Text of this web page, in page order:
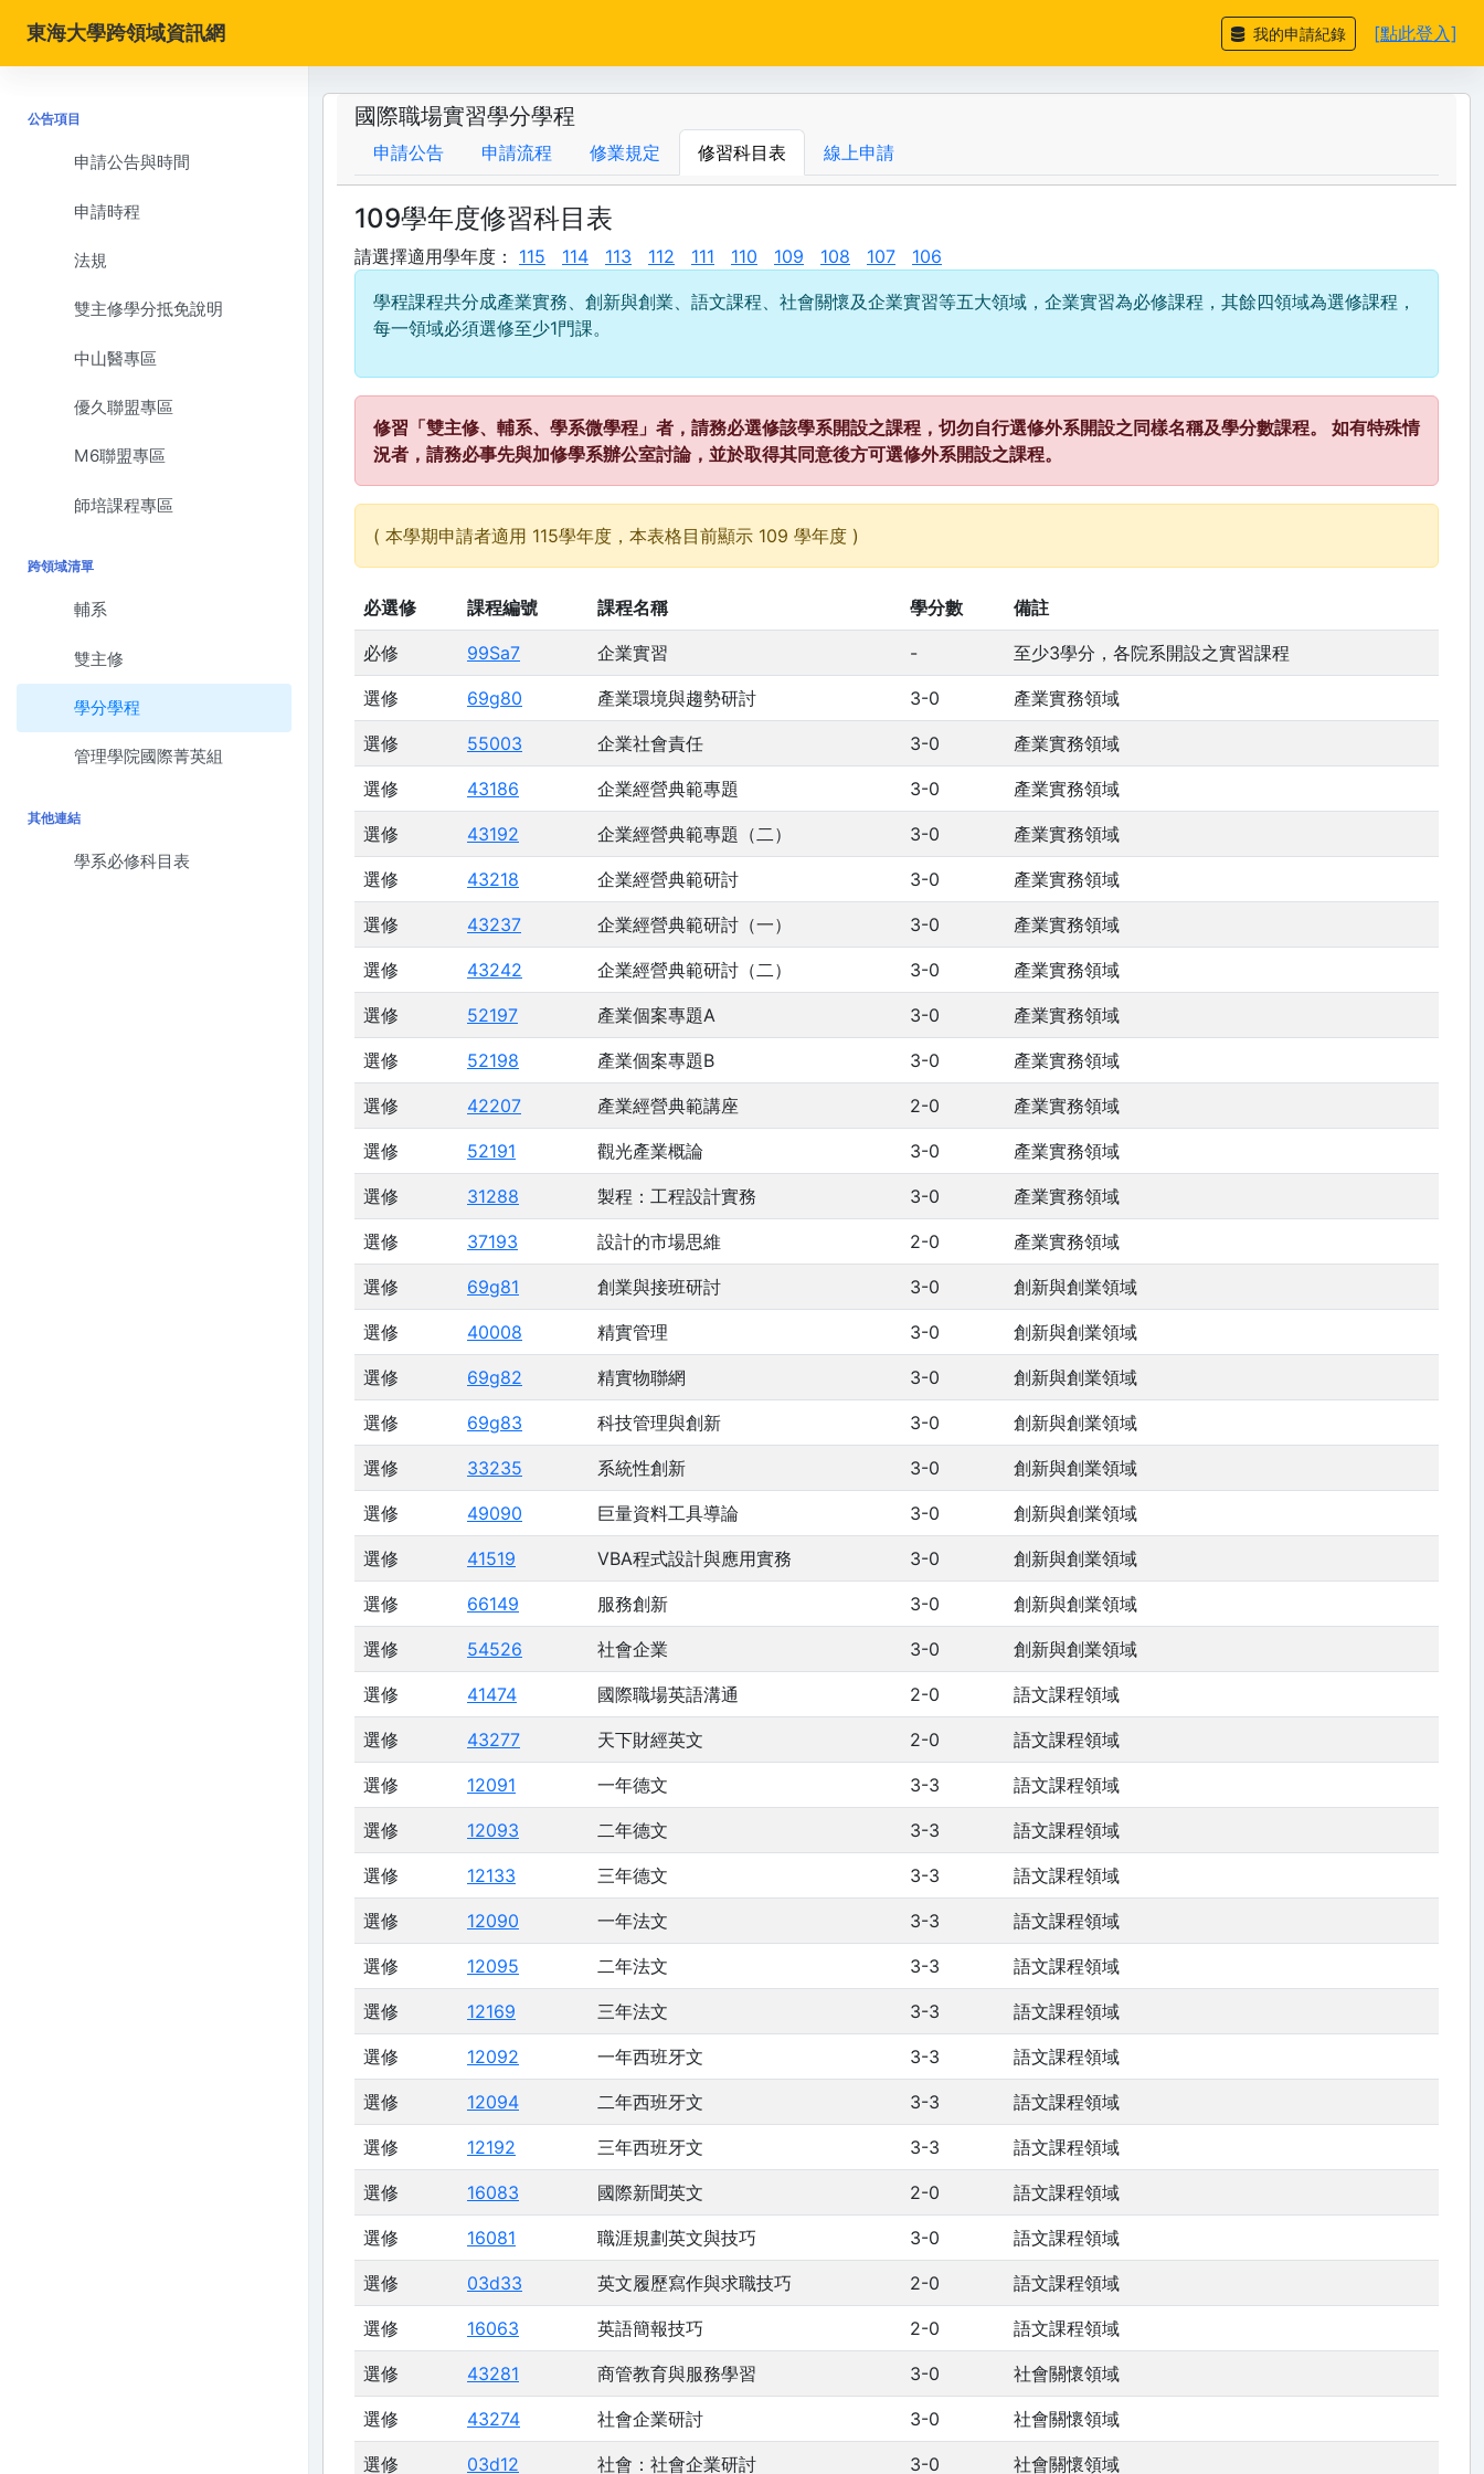
東海大學跨領域資訊網 我的申請紀錄 [點此登入]
公告項目
申請公告與時間
申請時程
法規
雙主修學分抵免說明
中山醫專區
優久聯盟專區
M6聯盟專區
師培課程專區
跨領域清單
輔系
雙主修
學分學程
管理學院國際菁英組
其他連結
學系必修科目表
國際職場實習學分學程
申請公告 申請流程 修業規定 修習科目表 線上申請
109學年度修習科目表
請選擇適用學年度： 115 114 113 112 111 110 109 108 107 106
學程課程共分成產業實務、創新與創業、語文課程、社會關懷及企業實習等五大領域，企業實習為必修課程，其餘四領域為選修課程，
每一領域必須選修至少1門課。
修習「雙主修、輔系、學系微學程」者，請務必選修該學系開設之課程，切勿自行選修外系開設之同樣名稱及學分數課程。 如有特殊情
況者，請務必事先與加修學系辦公室討論，並於取得其同意後方可選修外系開設之課程。
( 本學期申請者適用 115學年度，本表格目前顯示 109 學年度 )
必選修 課程編號 課程名稱 學分數 備註
必修 99Sa7 企業實習 - 至少3學分，各院系開設之實習課程
選修 69g80 產業環境與趨勢研討 3-0 產業實務領域
選修 55003 企業社會責任 3-0 產業實務領域
選修 43186 企業經營典範專題 3-0 產業實務領域
選修 43192 企業經營典範專題（二） 3-0 產業實務領域
選修 43218 企業經營典範研討 3-0 產業實務領域
選修 43237 企業經營典範研討（一） 3-0 產業實務領域
選修 43242 企業經營典範研討（二） 3-0 產業實務領域
選修 52197 產業個案專題A 3-0 產業實務領域
選修 52198 產業個案專題B 3-0 產業實務領域
選修 42207 產業經營典範講座 2-0 產業實務領域
選修 52191 觀光產業概論 3-0 產業實務領域
選修 31288 製程：工程設計實務 3-0 產業實務領域
選修 37193 設計的市場思維 2-0 產業實務領域
選修 69g81 創業與接班研討 3-0 創新與創業領域
選修 40008 精實管理 3-0 創新與創業領域
選修 69g82 精實物聯網 3-0 創新與創業領域
選修 69g83 科技管理與創新 3-0 創新與創業領域
選修 33235 系統性創新 3-0 創新與創業領域
選修 49090 巨量資料工具導論 3-0 創新與創業領域
選修 41519 VBA程式設計與應用實務 3-0 創新與創業領域
選修 66149 服務創新 3-0 創新與創業領域
選修 54526 社會企業 3-0 創新與創業領域
選修 41474 國際職場英語溝通 2-0 語文課程領域
選修 43277 天下財經英文 2-0 語文課程領域
選修 12091 一年德文 3-3 語文課程領域
選修 12093 二年德文 3-3 語文課程領域
選修 12133 三年德文 3-3 語文課程領域
選修 12090 一年法文 3-3 語文課程領域
選修 12095 二年法文 3-3 語文課程領域
選修 12169 三年法文 3-3 語文課程領域
選修 12092 一年西班牙文 3-3 語文課程領域
選修 12094 二年西班牙文 3-3 語文課程領域
選修 12192 三年西班牙文 3-3 語文課程領域
選修 16083 國際新聞英文 2-0 語文課程領域
選修 16081 職涯規劃英文與技巧 3-0 語文課程領域
選修 03d33 英文履歷寫作與求職技巧 2-0 語文課程領域
選修 16063 英語簡報技巧 2-0 語文課程領域
選修 43281 商管教育與服務學習 3-0 社會關懷領域
選修 43274 社會企業研討 3-0 社會關懷領域
選修 03d12 社會：社會企業研討 3-0 社會關懷領域